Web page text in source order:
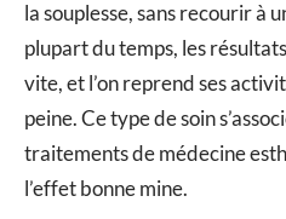
la souplesse, sans recourir à
plupart du temps, les
vite, et l’on reprend ses
peine. Ce type de soin
traitements de médecine
l’effet bonne mine.